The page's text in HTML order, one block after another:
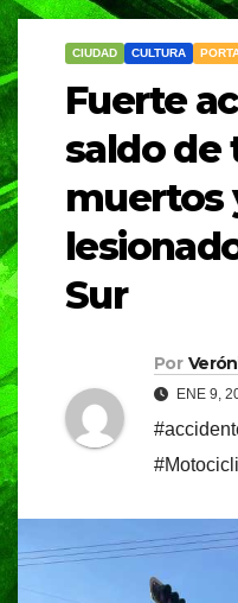
CIUDAD CULTURA
Fuerte
saldo de
muertos
Sur
Por
ENE 9,